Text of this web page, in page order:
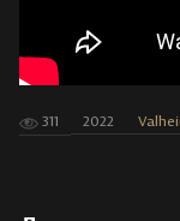
311 2022